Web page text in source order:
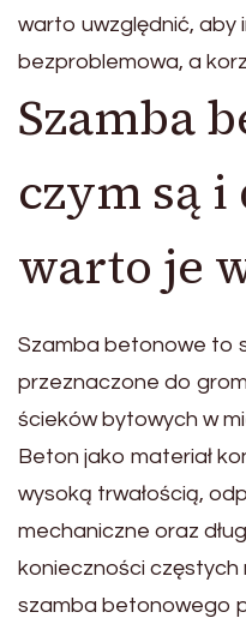
warto uwzględnić, aby
bezproblemowa, a
Szamba
czym są i
warto je
Szamba betonowe to
przeznaczone do
ścieków bytowych w
Beton jako materiał
wysoką trwałością,
mechaniczne oraz
konieczności
szamba betonowego